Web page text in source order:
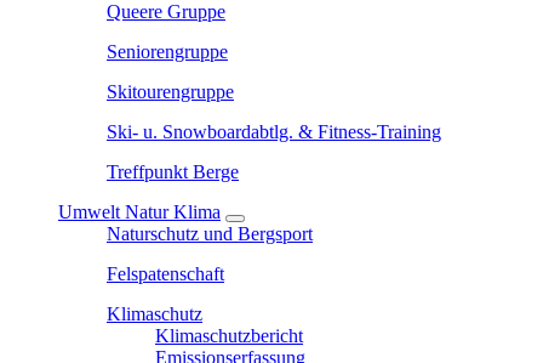
Queere Gruppe
Seniorengruppe
Skitourengruppe
Ski- u. Snowboardabtlg. & Fitness-Training
Treffpunkt Berge
Umwelt Natur Klima
Naturschutz und Bergsport
Felspatenschaft
Klimaschutz
Klimaschutzbericht
Emissionserfassung